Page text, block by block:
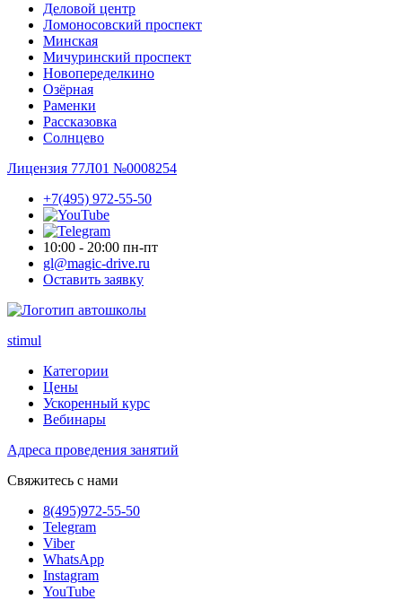
Деловой центр
Ломоносовский проспект
Минская
Мичуринский проспект
Новопере­делкино
Озёрная
Раменки
Рассказовка
Солнцево
Лицензия 77Л01 №0008254
+7(495) 972-55-50
10:00 - 20:00 пн-пт
gl@magic-drive.ru
Оставить заявку
stimul
Категории
Цены
Ускоренный курс
Вебинары
Адреса проведения занятий
Свяжитесь с нами
8(495)972-55-50
Telegram
Viber
WhatsApp
Instagram
YouTube